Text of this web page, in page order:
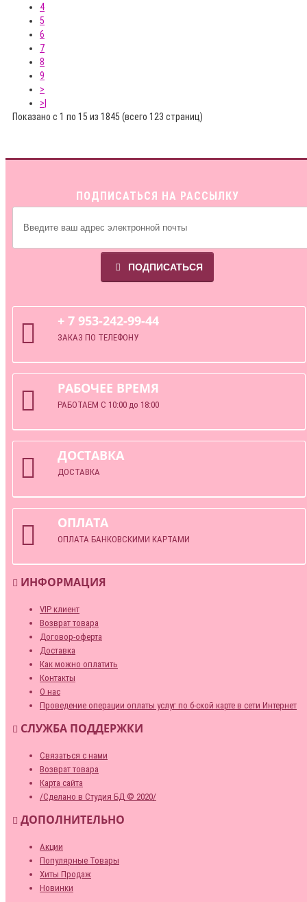
4
5
6
7
8
9
>
>|
Показано с 1 по 15 из 1845 (всего 123 страниц)
ПОДПИСАТЬСЯ НА РАССЫЛКУ
ПОДПИСАТЬСЯ
+ 7 953-242-99-44
ЗАКАЗ ПО ТЕЛЕФОНУ
РАБОЧЕЕ ВРЕМЯ
РАБОТАЕМ С 10:00 до 18:00
ДОСТАВКА
ДОСТАВКА
ОПЛАТА
ОПЛАТА БАНКОВСКИМИ КАРТАМИ
ИНФОРМАЦИЯ
VIP клиент
Возврат товара
Договор-оферта
Доставка
Как можно оплатить
Контакты
О нас
Проведение операции оплаты услуг по б-ской карте в сети Интернет
СЛУЖБА ПОДДЕРЖКИ
Связаться с нами
Возврат товара
Карта сайта
/Сделано в Студия БД © 2020/
ДОПОЛНИТЕЛЬНО
Акции
Популярные Товары
Хиты Продаж
Новинки